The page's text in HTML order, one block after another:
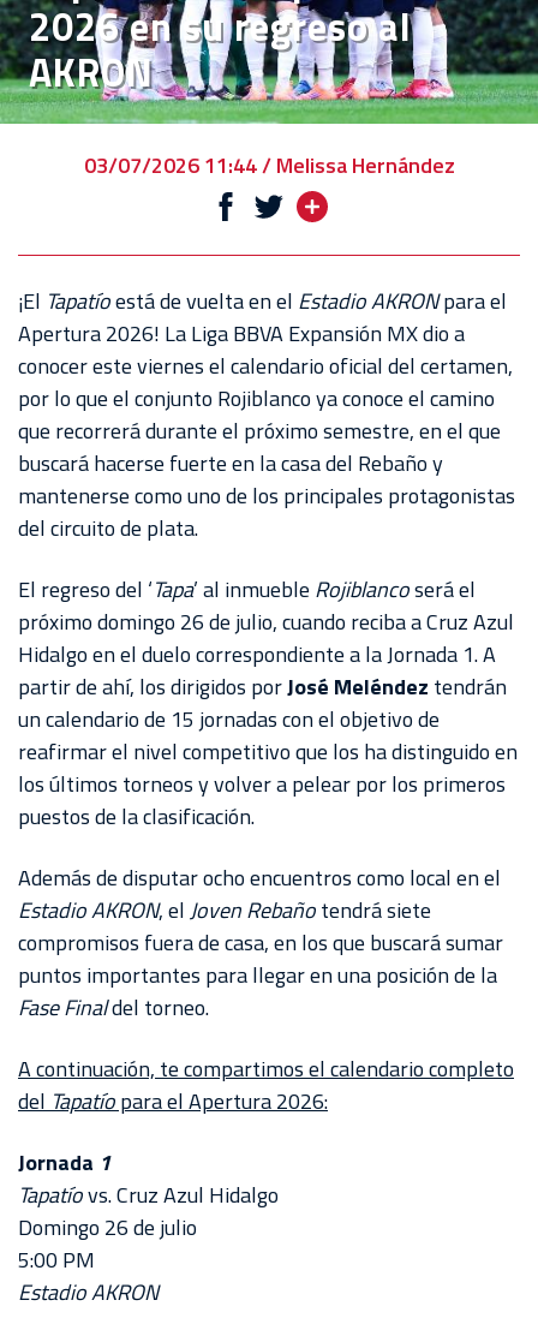
EVENTOS
DEPORTIVOS
REBAÑO
CHIVAS
CHIVASTV
ESTADIO
AKRON
TOUR
ESTADIO
AKRON
2026 en su regreso al
AKRON
03/07/2026 11:44 / Melissa Hernández
¡El Tapatíoestá de vuelta en el EstadioAKRONpara el
Apertura 2026! La Liga BBVA Expansión MX dio a
conocer este viernes el calendario oficial del certamen,
por lo que el conjunto Rojiblanco ya conoce el camino
que recorrerá durante el próximo semestre, en el que
buscará hacerse fuerte en la casa del Rebaño y
mantenerse como uno de los principales protagonistas
del circuito de plata.
El regreso del ‘Tapa’ al inmueble Rojiblancoserá el
próximo domingo 26 de julio, cuando reciba a Cruz Azul
Hidalgo en el duelo correspondiente a la Jornada 1. A
partir de ahí, los dirigidos porJosé Meléndez tendrán
un calendario de 15 jornadas con el objetivo de
reafirmar el nivel competitivo que los ha distinguido en
los últimos torneos y volver a pelear por los primeros
puestos de la clasificación.
Además de disputar ocho encuentros como local en el
EstadioAKRON, elJovenRebañotendrá siete
compromisos fuera de casa, en los que buscará sumar
puntos importantes para llegar en una posición de la
Fase Finaldel torneo.
A continuación, te compartimos el calendario completo
del Tapatíopara el Apertura 2026:
Jornada 1
Tapatíovs. Cruz Azul Hidalgo
Domingo 26 de julio
5:00 PM
Estadio AKRON